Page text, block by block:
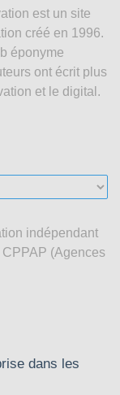
est un site
créé en 1996.
éponyme
ont écrit plus
et le digital.
indépendant
CPPAP (Agences
dans les